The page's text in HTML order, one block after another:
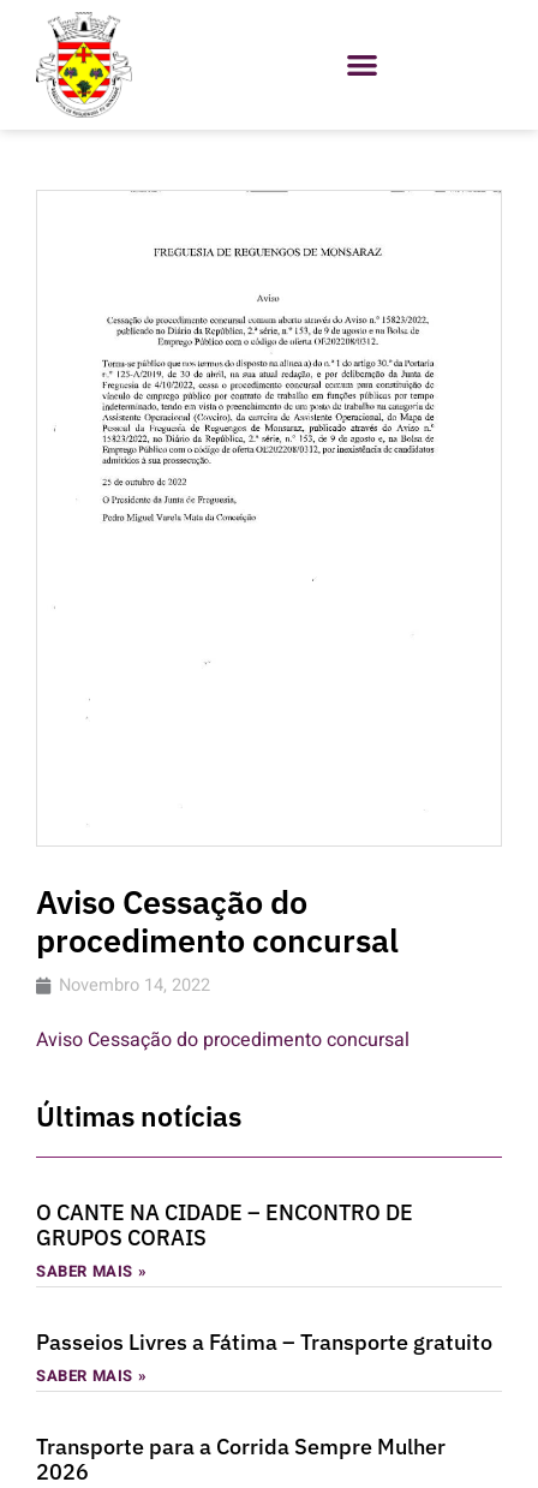
content
Aviso Cessação do
procedimento concursal
Novembro 14, 2022
Aviso Cessação do procedimento concursal
Últimas notícias
O CANTE NA CIDADE – ENCONTRO DE
GRUPOS CORAIS
SABER MAIS »
Passeios Livres a Fátima – Transporte gratuito
SABER MAIS »
Transporte para a Corrida Sempre Mulher
2026